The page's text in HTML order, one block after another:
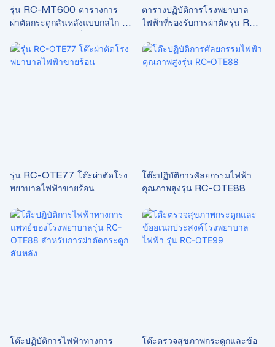
รุ่น RC-MT600 ตารางการ
ผ่าตัดกระดูกสันหลังแบบกลไก -
พร้อมระบบควบคุมสปริงแก๊ส
ตารางปฏิบัติการโรงพยาบาล
ไฟฟ้าที่รองรับการผ่าตัดรุ่น RC-
รุ่น RC-OTE77 โต๊ะผ่าตัดโรง
พยาบาลไฟฟ้าขายร้อน
โต๊ะปฏิบัติการศัลยกรรมไฟฟ้า
คุณภาพสูงรุ่น RC-OTE88
โต๊ะปฏิบัติการไฟฟ้าทางการ
โต๊ะตรวจสุขภาพกระดูกและข้อ